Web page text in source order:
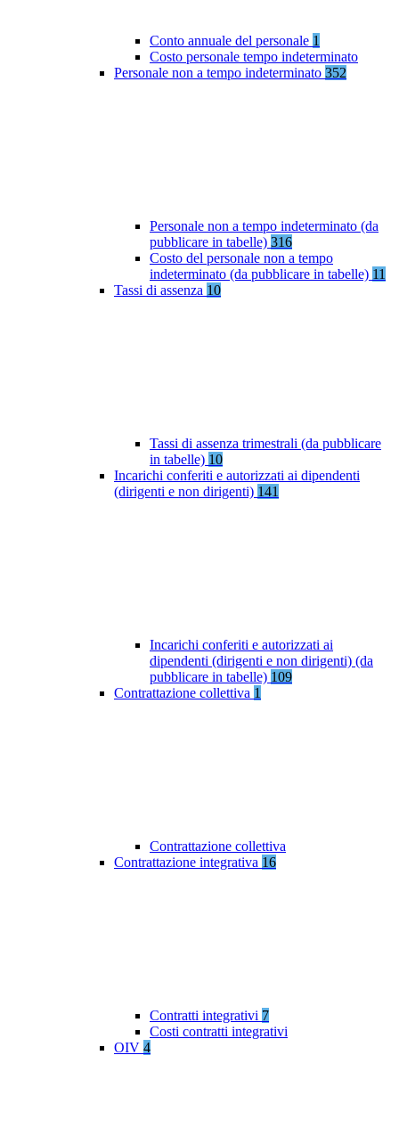
Conto annuale del personale 1
Costo personale tempo indeterminato
Personale non a tempo indeterminato 352
Personale non a tempo indeterminato (da
pubblicare in tabelle) 316
Costo del personale non a tempo
indeterminato (da pubblicare in tabelle) 11
Tassi di assenza 10
Tassi di assenza trimestrali (da pubblicare
in tabelle) 10
Incarichi conferiti e autorizzati ai dipendenti
(dirigenti e non dirigenti) 141
Incarichi conferiti e autorizzati ai
dipendenti (dirigenti e non dirigenti) (da
pubblicare in tabelle) 109
Contrattazione collettiva 1
Contrattazione collettiva
Contrattazione integrativa 16
Contratti integrativi 7
Costi contratti integrativi
OIV 4